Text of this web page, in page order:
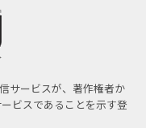
サービスが、著作権者か
ビスであることを示す登